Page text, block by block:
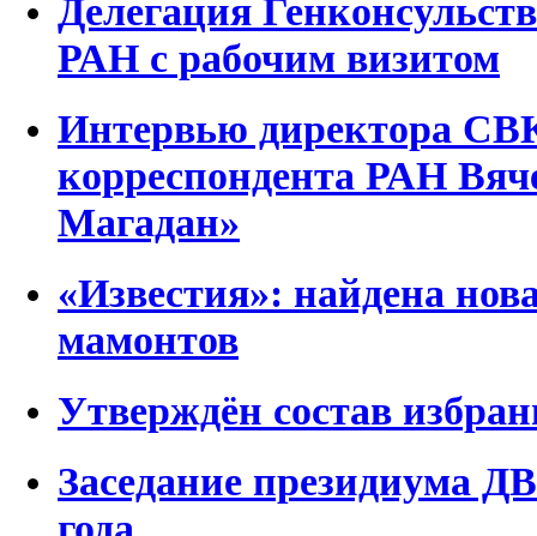
Делегация
РАН с рабочим визитом
Интервью директора
корреспондента РАН
Магадан»
«Известия»: найдена
мамонтов
Утверждён состав
Заседание президиума